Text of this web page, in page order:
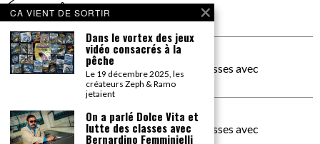
PACÔME THIELLEMENT
La séance d’Hip Gnose
La Patrie
dans
On a parlé Dolce Vita et lutte des classes avec
Bernardino Femminielli
carte noire negra à l'o tiededans
On a parlé Dolce Vita et lutte des classes avec
CA VIENT DE SORTIR
Dans le vortex des jeux
vidéo consacrés à la
pêche
Le 19 décembre 2025, les
créateurs Zeph & Ramo
jetaient
On a parlé Dolce Vita et
lutte des classes avec
Bernardino Femminielli